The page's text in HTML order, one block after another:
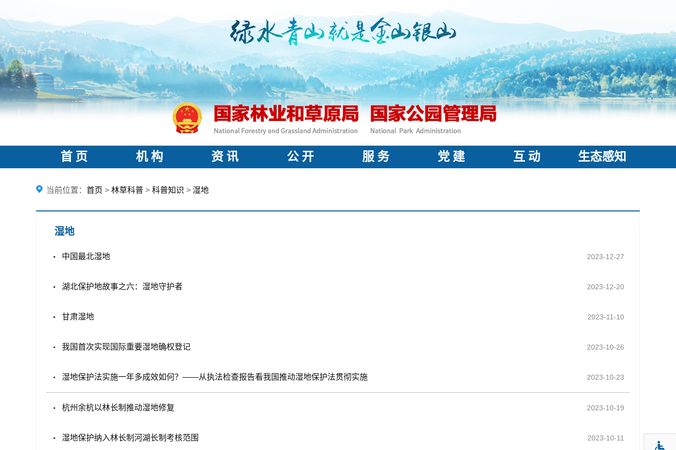
首 页 机 构 资 讯 公 开 服 务 党 建 互 动 生态感知
当前位置： 首页 > 林草科普 > 科普知识 > 湿地
湿地
2023-12-27
中国最北湿地
2023-12-20
湖北保护地故事之六：湿地守护者
2023-11-10
甘肃湿地
2023-10-26
我国首次实现国际重要湿地确权登记
2023-10-23
湿地保护法实施一年多成效如何？——从执法检查报告看我国推动湿地保护法贯彻实施
2023-10-19
杭州余杭以林长制推动湿地修复
2023-10-11
湿地保护纳入林长制河湖长制考核范围